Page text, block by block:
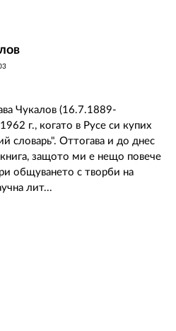
Чукалов (16.7.1889-
г., когато в Русе си купих
словарь". Оттогава и до днес
защото ми е нещо повече
общуването с творби на
лит...